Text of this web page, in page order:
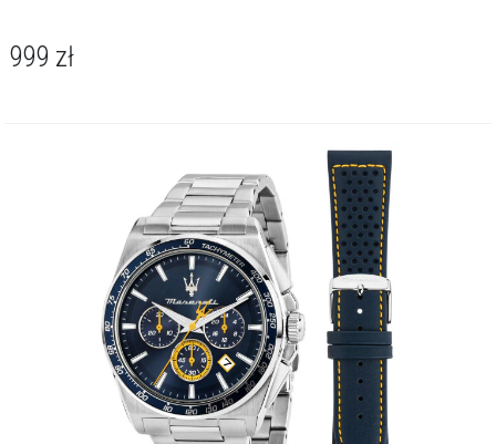
999 zł